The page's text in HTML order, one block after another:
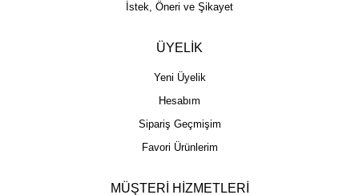
İstek, Öneri ve Şikayet
ÜYELİK
Yeni Üyelik
Hesabım
Sipariş Geçmişim
Favori Ürünlerim
MÜŞTERİ HİZMETLERİ